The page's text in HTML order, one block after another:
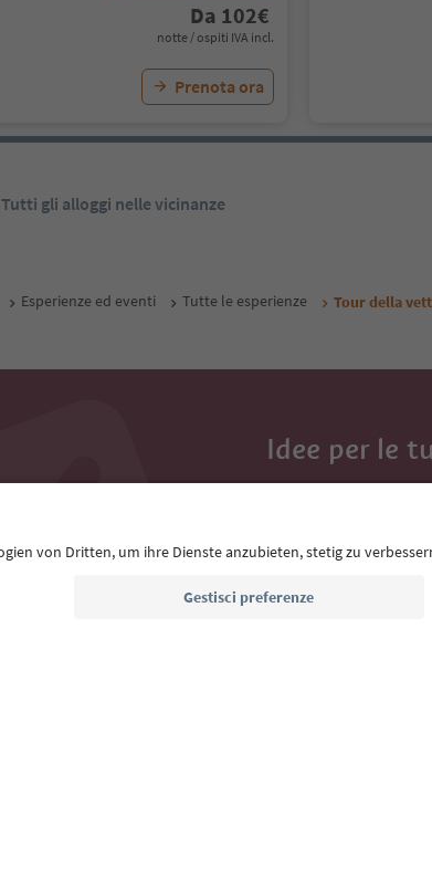
Da 102€
notte / ospiti IVA incl.
Prenota ora
Tutti gli alloggi nelle vicinanze
Esperienze ed eventi Tutte le esperienze Tour della
Idee per le
Indirizzo e-mail*